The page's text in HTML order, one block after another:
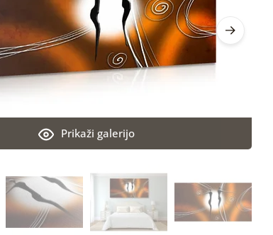
Prikaži galerijo